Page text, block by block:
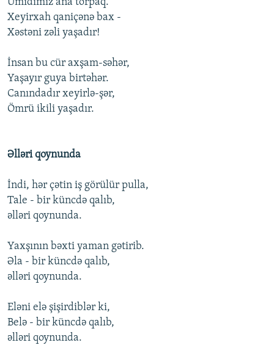
Ümidimiz ana torpaq.
Xeyirxah qaniçənə bax -
Xəstəni zəli yaşadır!
İnsan bu cür axşam-səhər,
Yaşayır guya birtəhər.
Canındadır xeyirlə-şər,
Ömrü ikili yaşadır.
Əlləri qoynunda
İndi, hər çətin iş görülür pulla,
Tale - bir küncdə qalıb,
əlləri qoynunda.
Yaxşının bəxti yaman gətirib.
Əla - bir küncdə qalıb,
əlləri qoynunda.
Eləni elə şişirdiblər ki,
Belə - bir küncdə qalıb,
əlləri qoynunda.